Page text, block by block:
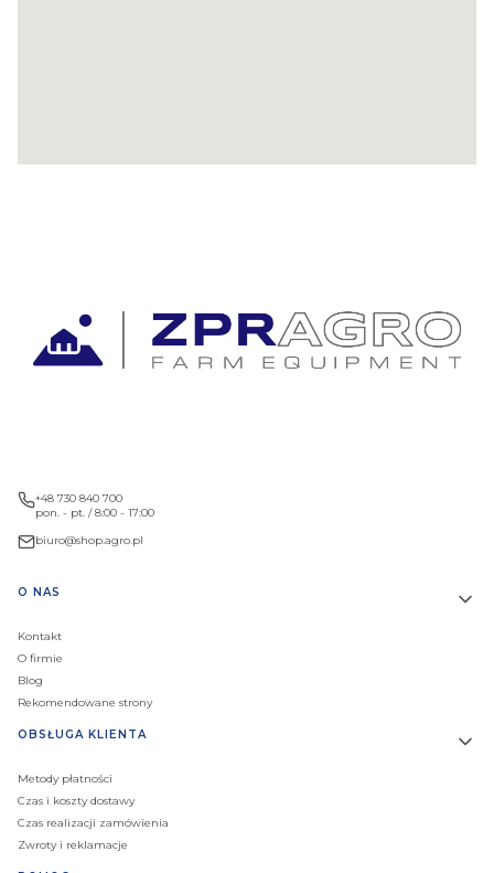
+48 730 840 700
pon. - pt. / 8:00 - 17:00
biuro@shop.agro.pl
Linki w stopce
O NAS
Kontakt
O firmie
Blog
Rekomendowane strony
OBSŁUGA KLIENTA
Metody płatności
Czas i koszty dostawy
Czas realizacji zamówienia
Zwroty i reklamacje